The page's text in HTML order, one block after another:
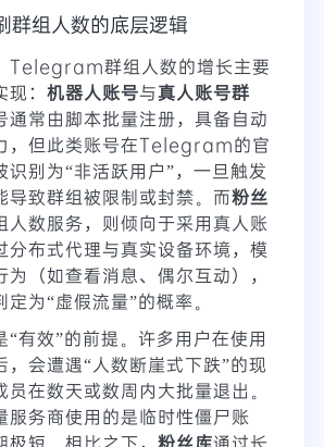
组人数的底层逻辑
Telegram群组人数的增长主要
： 机器人账号与真人账号群
通常由脚本批量注册，具备自动
，但此类账号在Telegram的官
识别为“非活跃用户”，一旦触发
导致群组被限制或封禁。而粉丝
人数服务，则倾向于采用真人账
布式代理与真实设备环境，模
（如查看消息、偶尔互动），
为“虚假流量”的概率。
“有效”的前提。许多用户在使用
，会遭遇“人数断崖式下跌”的现
员在数天或数周内大批量退出。
服务商使用的是临时性僵尸账
短。相比之下， 粉丝库通过长